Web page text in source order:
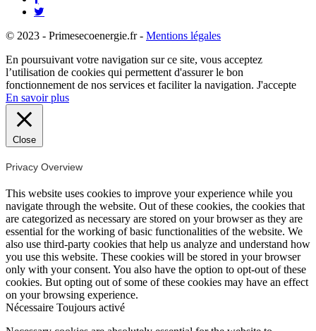
© 2023 - Primesecoenergie.fr - Mentions légales
En poursuivant votre navigation sur ce site, vous acceptez
l’utilisation de cookies qui permettent d'assurer le bon
fonctionnement de nos services et faciliter la navigation. J'accepte
En savoir plus
Close
Privacy Overview
This website uses cookies to improve your experience while you
navigate through the website. Out of these cookies, the cookies that
are categorized as necessary are stored on your browser as they are
essential for the working of basic functionalities of the website. We
also use third-party cookies that help us analyze and understand how
you use this website. These cookies will be stored in your browser
only with your consent. You also have the option to opt-out of these
cookies. But opting out of some of these cookies may have an effect
on your browsing experience.
Nécessaire Toujours activé